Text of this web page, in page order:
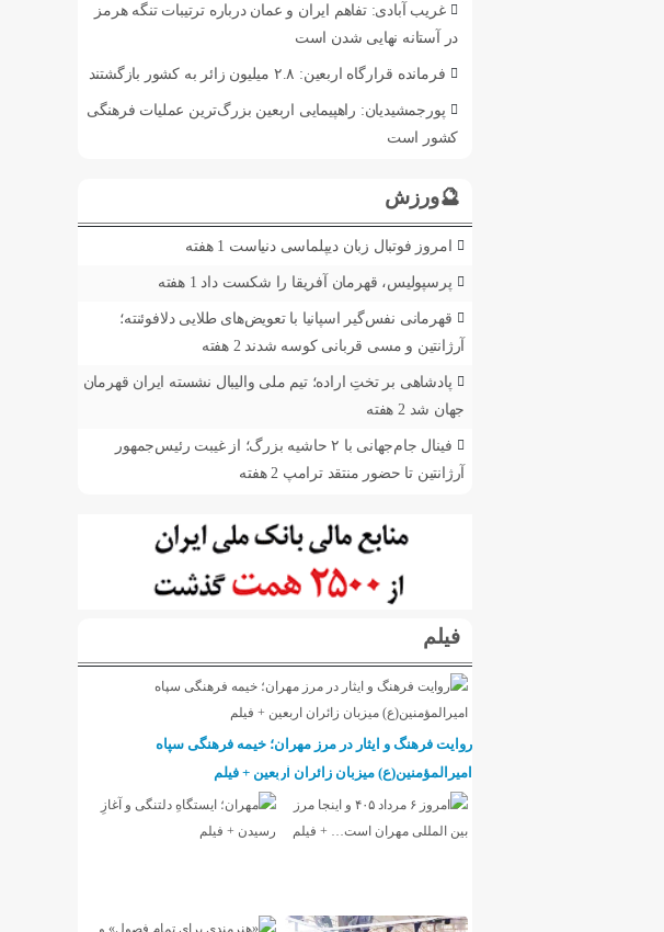
غریب آبادی: تفاهم ایران و عمان درباره ترتیبات تنگه هرمز
در آستانه نهایی شدن است
فرمانده قرارگاه اربعین: ۲.۸ میلیون زائر به کشور بازگشتند
پورجمشیدیان: راهپیمایی اربعین بزرگ‌ترین عملیات فرهنگی
کشور است
🔮ورزش
امروز فوتبال زبان دیپلماسی دنیاست 1 هفته
پرسپولیس، قهرمان آفریقا را شکست داد 1 هفته
قهرمانی نفس‌گیر اسپانیا با تعویض‌های طلایی دلافوئنته؛
آرژانتین و مسی قربانی کوسه شدند 2 هفته
پادشاهی بر تختِ اراده؛ تیم ملی والیبال نشسته ایران قهرمان
جهان شد 2 هفته
فینال جام‌جهانی با ۲ حاشیه بزرگ؛ از غیبت رئیس‌جمهور
آرژانتین تا حضور منتقد ترامپ 2 هفته
فیلم
روایت فرهنگ و ایثار در مرز مهران؛ خیمه فرهنگی سپاه
امیرالمؤمنین(ع) میزبان زائران اربعین + فیلم